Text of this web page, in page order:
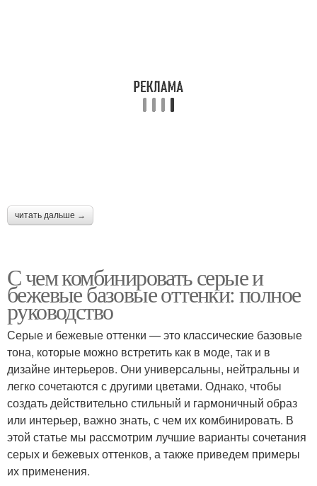
читать дальше →
С чем комбинировать серые и
бежевые базовые оттенки: полное
руководство
Серые и бежевые оттенки — это классические базовые
тона, которые можно встретить как в моде, так и в
дизайне интерьеров. Они универсальны, нейтральны и
легко сочетаются с другими цветами. Однако, чтобы
создать действительно стильный и гармоничный образ
или интерьер, важно знать, с чем их комбинировать. В
этой статье мы рассмотрим лучшие варианты сочетания
серых и бежевых оттенков, а также приведем примеры
их применения.